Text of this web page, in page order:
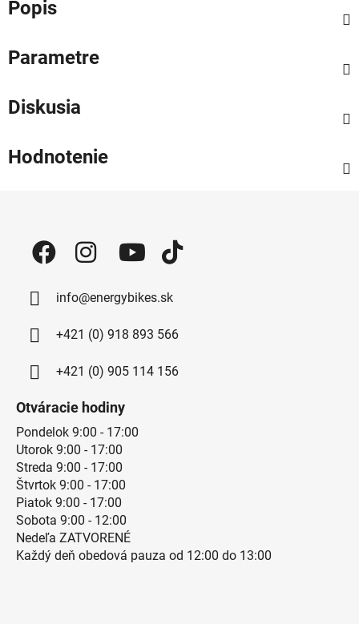
Popis
Parametre
Diskusia
Hodnotenie
info@energybikes.sk
+421 (0) 918 893 566
+421 (0) 905 114 156
Otváracie hodiny
Pondelok 9:00 - 17:00
Utorok 9:00 - 17:00
Streda 9:00 - 17:00
Štvrtok 9:00 - 17:00
Piatok 9:00 - 17:00
Sobota 9:00 - 12:00
Nedeľa ZATVORENÉ
Každý deň obedová pauza od 12:00 do 13:00